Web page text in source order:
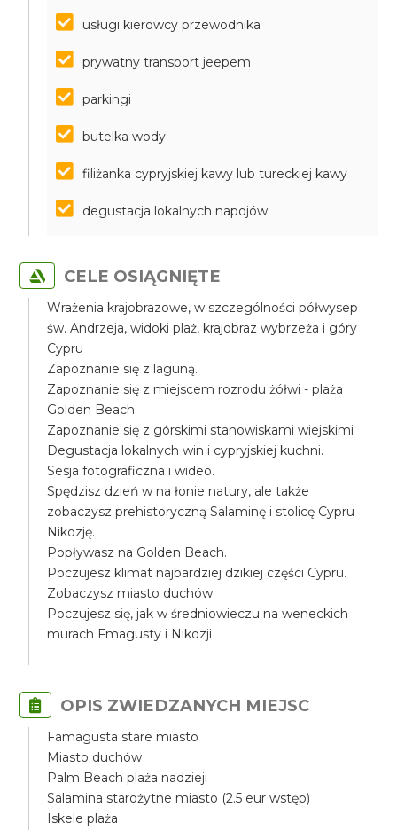
usługi kierowcy przewodnika
prywatny transport jeepem
parkingi
butelka wody
filiżanka cypryjskiej kawy lub tureckiej kawy
degustacja lokalnych napojów
CELE OSIĄGNIĘTE
Wrażenia krajobrazowe, w szczególności półwysep
św. Andrzeja, widoki plaż, krajobraz wybrzeża i góry
Cypru
Zapoznanie się z laguną.
Zapoznanie się z miejscem rozrodu żółwi - plaża
Golden Beach.
Zapoznanie się z górskimi stanowiskami wiejskimi
Degustacja lokalnych win i cypryjskiej kuchni.
Sesja fotograficzna i wideo.
Spędzisz dzień w na łonie natury, ale także
zobaczysz prehistoryczną Salaminę i stolicę Cypru
Nikozję.
Popływasz na Golden Beach.
Poczujesz klimat najbardziej dzikiej części Cypru.
Zobaczysz miasto duchów
Poczujesz się, jak w średniowieczu na weneckich
murach Fmagusty i Nikozji
OPIS ZWIEDZANYCH MIEJSC
Famagusta stare miasto
Miasto duchów
Palm Beach plaża nadzieji
Salamina starożytne miasto (2.5 eur wstęp)
Iskele plaża